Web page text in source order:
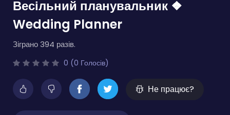
Весільний планувальник ❖
Wedding Planner
Зіграно 394 разів.
0 (0 Голосів)
Не працює?